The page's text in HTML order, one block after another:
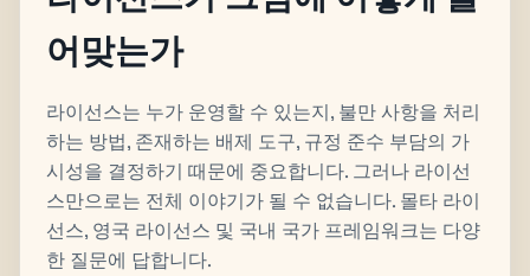
어맞는가
라이선스는 누가 운영할 수 있는지, 불만 사항을 처리
하는 방법, 존재하는 배제 도구, 규정 준수 부담의 가
시성을 결정하기 때문에 중요합니다. 그러나 라이선
스만으로는 전체 이야기가 될 수 없습니다. 몰타 라이
선스, 영국 라이선스 및 국내 국가 프레임워크는 다양
한 질문에 답합니다.